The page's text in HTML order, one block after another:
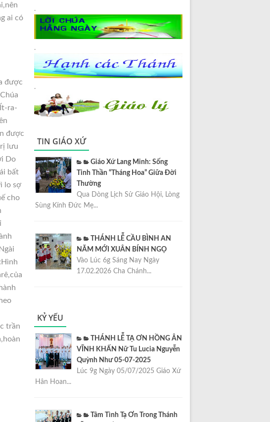
ai có
được
ra-
được
lưu
Do
bất
lo sợ
cho
trần
.
.
.
TIN GIÁO XỨ
Giáo Xứ Lang Minh: Sống
Tinh Thần “Tháng Hoa” Giữa Đời
Thường
Qua Dòng Lịch Sử Giáo Hội, Lòng
Sùng Kính Đức Mẹ...
THÁNH LỄ CẦU BÌNH AN
NĂM MỚI XUÂN BÍNH NGỌ
Vào Lúc 6g Sáng Nay Ngày
17.02.2026 Cha Chánh...
KỶ YẾU
THÁNH LỄ TẠ ƠN HỒNG ÂN
VĨNH KHẤN Nữ Tu Lucia Nguyễn
Quỳnh Như 05-07-2025
Lúc 9g Ngày 05/07/2025 Giáo Xứ
Hân Hoan...
Tâm Tình Tạ Ơn Trong Thánh